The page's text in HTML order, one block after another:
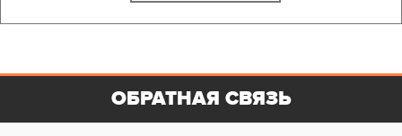
ОБРАТНАЯ СВЯЗЬ